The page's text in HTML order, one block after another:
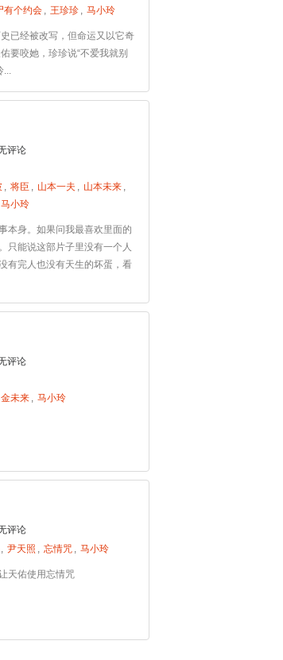
有个约会 , 王珍珍 , 马小玲
已经被改写，但命运又以它奇
要咬她，珍珍说“不爱我就别
...
评论
, 将臣 , 山本一夫 , 山本未来 ,
马小玲
本身。如果问我最喜欢里面的
只能说这部片子里没有一个人
有完人也没有天生的坏蛋，看
评论
金未来 , 马小玲
评论
, 尹天照 , 忘情咒 , 马小玲
天佑使用忘情咒